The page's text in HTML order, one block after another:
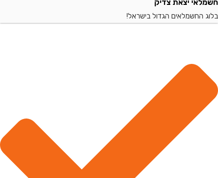
יצאת צדיק
הגדול בישראל!